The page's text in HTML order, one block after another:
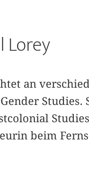
Lorey
an
Studies.
beim